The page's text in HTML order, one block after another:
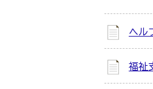
ヘル
福祉